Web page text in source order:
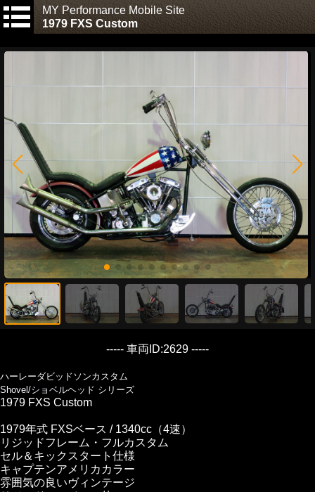
MY Performance Mobile Site
1979 FXS Custom
----- 車両ID:2629 -----
ハーレーダビッドソンカスタム
Shovel/ショベルヘッド シリーズ
1979 FXS Custom
1979年式 FXSベース / 1340cc（4速）
リジッドフレーム・フルカスタム
セル＆キックスタート仕様
キャプテンアメリカカラー
雰囲気の良いヴィンテージ